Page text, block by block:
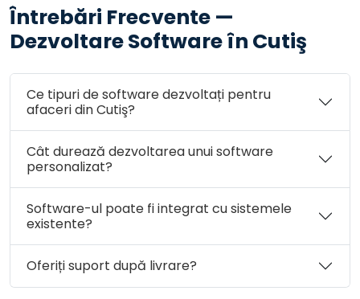
Întrebări Frecvente —
Dezvoltare Software în Cutiş
Ce tipuri de software dezvoltați pentru
afaceri din Cutiş?
Cât durează dezvoltarea unui software
personalizat?
Software-ul poate fi integrat cu sistemele
existente?
Oferiți suport după livrare?